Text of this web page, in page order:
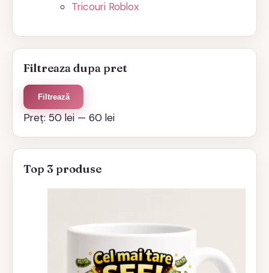
Tricouri Roblox
Filtreaza dupa pret
Preț
minim
Preț
maxim
Filtrează
Preț:50 lei —60 lei
Top 3 produse